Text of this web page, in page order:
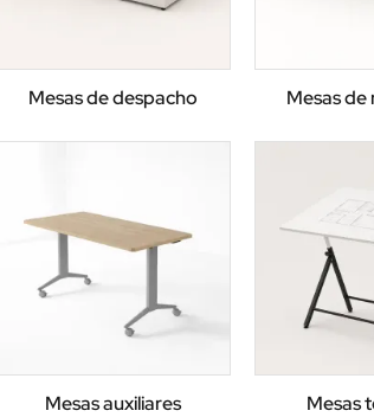
Mesas de despacho Mesas de
Mesas auxiliares Mesas